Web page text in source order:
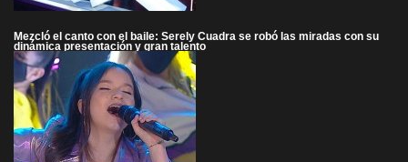
Mezcló el canto con el baile: Serely Cuadra se robó las miradas con su
dinámica presentación y gran talento